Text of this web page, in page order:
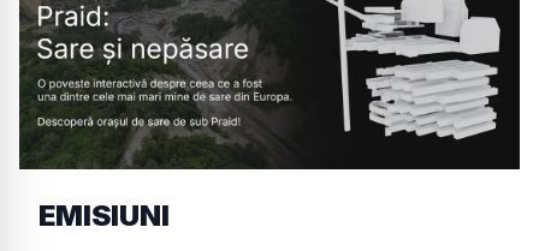
EMISIUNI